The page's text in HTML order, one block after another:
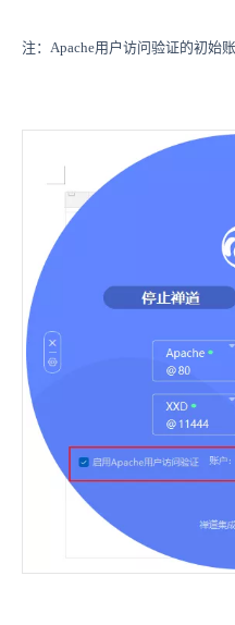
注：Apache用户访问验证的初始